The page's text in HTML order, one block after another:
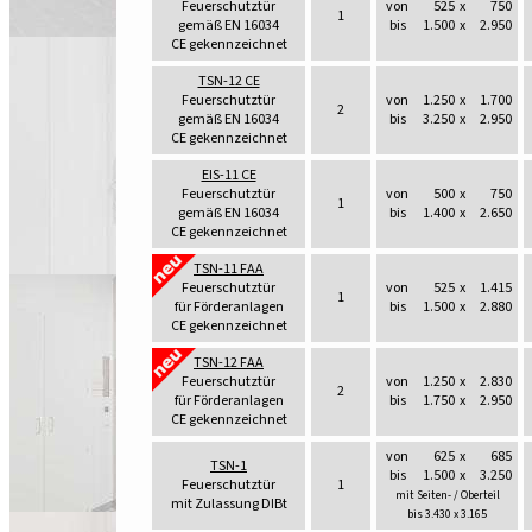
Feuerschutztür
gemäß EN 16034
CE gekennzeichnet
1 von 525 x
750
bis
1.500 x 2.950
TSN-12 CE
Feuerschutztür
gemäß EN 16034
CE gekennzeichnet
2 von 1.250 x
1.700
bis
3.250 x 2.950
EIS-11 CE
Feuerschutztür
gemäß EN 16034
CE gekennzeichnet
1 von 500 x
750
bis
1.400 x 2.650
TSN-11 FAA
Feuerschutztür
für Förderanlagen
CE gekennzeichnet
1 von 525 x
1.415
bis
1.500 x 2.880
TSN-12 FAA
Feuerschutztür
für Förderanlagen
CE gekennzeichnet
2 von 1.250 x
2.830
bis
1.750 x 2.950
TSN-1
Feuerschutztür
mit Zulassung DIBt
1
von 625 x
685
bis
1.500 x 3.250
mit Seiten- / Oberteil
bis 3.430 x 3.165